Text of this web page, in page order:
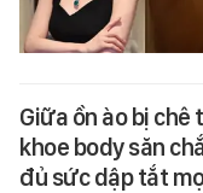
Giữa ồn ào bị chê
khoe body săn
đủ sức dập tắt